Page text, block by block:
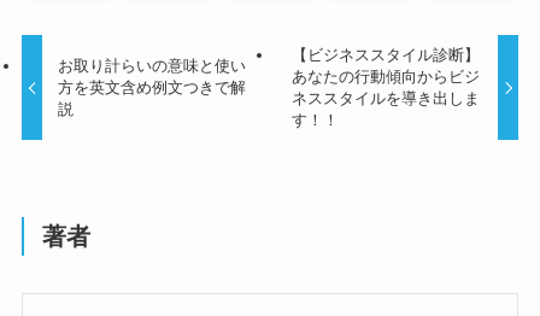
お取り計らいの意味と使い
方を英文含め例文つきで解
説
【ビジネススタイル診断】
あなたの行動傾向からビジ
ネススタイルを導き出しま
す！！
著者